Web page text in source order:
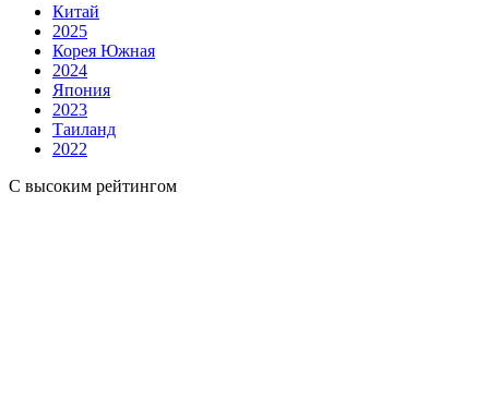
Китай
2025
Корея Южная
2024
Япония
2023
Таиланд
2022
С высоким рейтингом